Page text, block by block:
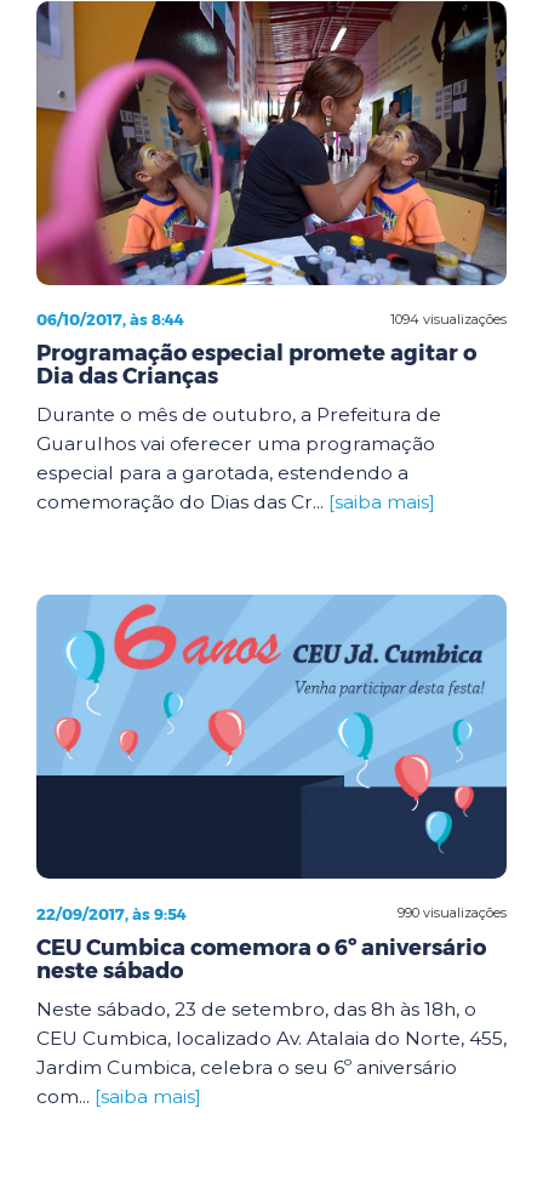
1094 visualizações
06/10/2017, às 8:44
Programação especial promete agitar o
Dia das Crianças
Durante o mês de outubro, a Prefeitura de
Guarulhos vai oferecer uma programação
especial para a garotada, estendendo a
comemoração do Dias das Cr... [saiba mais]
990 visualizações
22/09/2017, às 9:54
CEU Cumbica comemora o 6º aniversário
neste sábado
Neste sábado, 23 de setembro, das 8h às 18h, o
CEU Cumbica, localizado Av. Atalaia do Norte, 455,
Jardim Cumbica, celebra o seu 6º aniversário
com... [saiba mais]